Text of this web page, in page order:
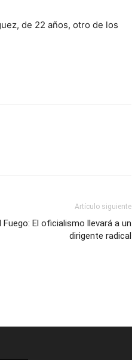
de 22 años, otro de los
Artículo siguiente
Fuego: El oficialismo llevará a un
dirigente radical